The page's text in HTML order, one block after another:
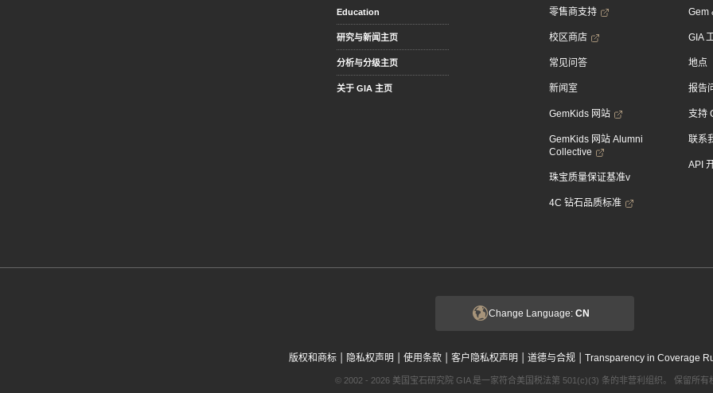
Education
研究与新闻主页
分析与分级主页
关于 GIA 主页
零售商支持
校区商店
常见问答
新闻室
GemKids 网站
GemKids 网站 Alumni
Collective
珠宝质量保证基准v
4C 钻石品质标准
Gem
GIA
地点
报告
支持
联系
API
Change Language: CN
版权和商标 | 隐私权声明 | 使用条款 | 客户隐私权声明 | 道德与合规 | Transparency in Coverage
© 2002 - 2026 美国宝石研究院 GIA 是一家符合美国税法第 501(c)(3) 条的非营利组织。 保留所有